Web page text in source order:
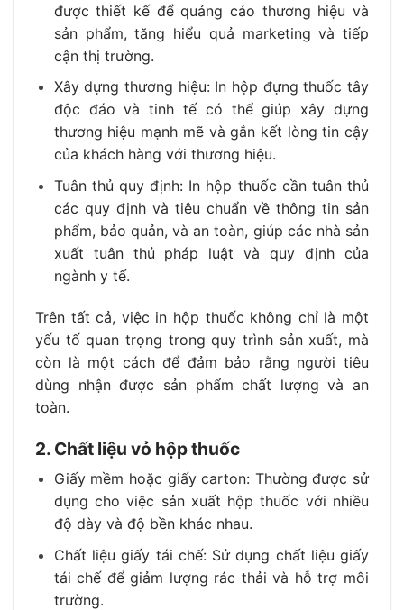
được thiết kế để quảng cáo thương hiệu và
sản phẩm, tăng hiểu quả marketing và tiếp
cận thị trường.
Xây dựng thương hiệu: In hộp đựng thuốc tây
độc đáo và tinh tế có thể giúp xây dựng
thương hiệu mạnh mẽ và gắn kết lòng tin cậy
của khách hàng với thương hiệu.
Tuân thủ quy định: In hộp thuốc cần tuân thủ
các quy định và tiêu chuẩn về thông tin sản
phẩm, bảo quản, và an toàn, giúp các nhà sản
xuất tuân thủ pháp luật và quy định của
ngành y tế.
Trên tất cả, việc in hộp thuốc không chỉ là một
yếu tố quan trọng trong quy trình sản xuất, mà
còn là một cách để đảm bảo rằng người tiêu
dùng nhận được sản phẩm chất lượng và an
toàn.
2. Chất liệu vỏ hộp thuốc
Giấy mềm hoặc giấy carton: Thường được sử
dụng cho việc sản xuất hộp thuốc với nhiều
độ dày và độ bền khác nhau.
Chất liệu giấy tái chế: Sử dụng chất liệu giấy
tái chế để giảm lượng rác thải và hỗ trợ môi
trường.